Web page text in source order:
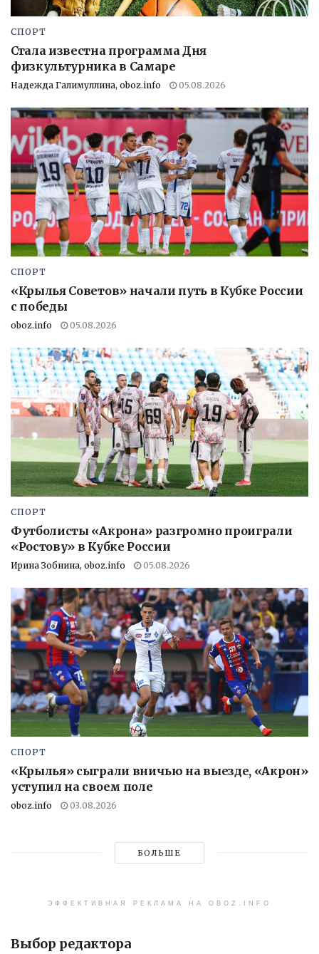
СПОРТ
Стала известна программа Дня
физкультурника в Самаре
Надежда Галимуллина, oboz.info 05.08.2026
СПОРТ
«Крылья Советов» начали путь в Кубке России
с победы
oboz.info 05.08.2026
СПОРТ
Футболисты «Акрона» разгромно проиграли
«Ростову» в Кубке России
Ирина Зобнина, oboz.info 05.08.2026
СПОРТ
«Крылья» сыграли вничью на выезде, «Акрон»
уступил на своем поле
oboz.info 03.08.2026
БОЛЬШЕ
ЭФФЕКТИВНАЯ РЕКЛАМА НА OBOZ.INFO
Выбор редактора